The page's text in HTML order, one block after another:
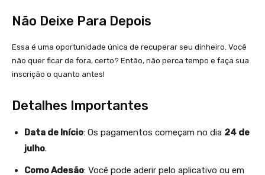
Não Deixe Para Depois
Essa é uma oportunidade única de recuperar seu dinheiro. Você
não quer ficar de fora, certo? Então, não perca tempo e faça sua
inscrição o quanto antes!
Detalhes Importantes
Data de Início: Os pagamentos começam no dia 24 de
julho.
Como Adesão: Você pode aderir pelo aplicativo ou em